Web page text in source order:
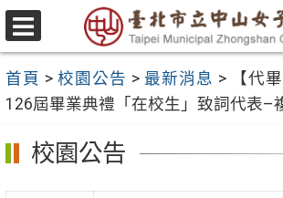
跳
至
要
內
容
區
選
單
首頁 > 校園公告 > 最新消息 >
【代
126屆畢業典禮「在校生」致詞代表–
校園公告